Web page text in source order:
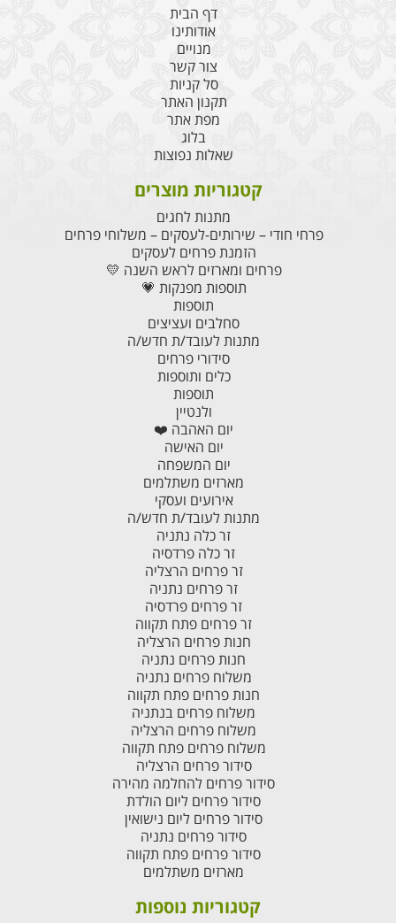
דף הבית
אודותינו
מנויים
צור קשר
סל קניות
תקנון האתר
מפת אתר
בלוג
שאלות נפוצות
קטגוריות מוצרים
מתנות לחגים
פרחי חודי – שירותים-לעסקים – משלוחי פרחים
הזמנת פרחים לעסקים
פרחים ומארזים לראש השנה 💛
תוספות מפנקות 💗
תוספות
סחלבים ועציצים
מתנות לעובד/ת חדש/ה
סידורי פרחים
כלים ותוספות
תוספות
ולנטיין
יום האהבה ❤️
יום האישה
יום המשפחה
מארזים משתלמים
אירועים ועסקי
מתנות לעובד/ת חדש/ה
זר כלה נתניה
זר כלה פרדסיה
זר פרחים הרצליה
זר פרחים נתניה
זר פרחים פרדסיה
זר פרחים פתח תקווה
חנות פרחים הרצליה
חנות פרחים נתניה
משלוח פרחים נתניה
חנות פרחים פתח תקווה
משלוח פרחים בנתניה
משלוח פרחים הרצליה
משלוח פרחים פתח תקווה
סידור פרחים הרצליה
סידור פרחים להחלמה מהירה
סידור פרחים ליום הולדת
סידור פרחים ליום נישואין
סידור פרחים נתניה
סידור פרחים פתח תקווה
מארזים משתלמים
קטגוריות נוספות